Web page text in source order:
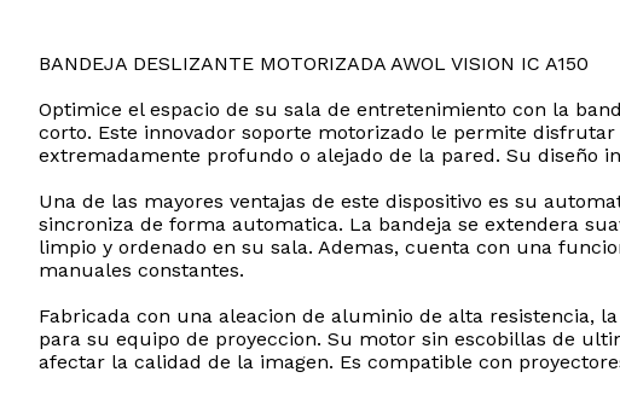
BANDEJA DESLIZANTE MOTORIZADA AWOL VISION IC A150
Optimice el espacio de su sala de entretenimiento con la
corto. Este innovador soporte motorizado le permite
extremadamente profundo o alejado de la pared. Su diseño
Una de las mayores ventajas de este dispositivo es su
sincroniza de forma automatica. La bandeja se extendera
limpio y ordenado en su sala. Ademas, cuenta con una
manuales constantes.
Fabricada con una aleacion de aluminio de alta resistencia,
para su equipo de proyeccion. Su motor sin escobillas de
afectar la calidad de la imagen. Es compatible con